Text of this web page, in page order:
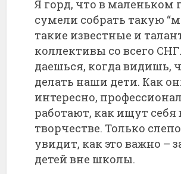
Я горд, что в маленьком
сумели собрать такую
такие известные и
коллективы со всего
даешься, когда видишь,
делать наши дети. Как
интересно,
работают, как ищут себя
творчестве. Только
увидит, как это важно –
детей вне школы.